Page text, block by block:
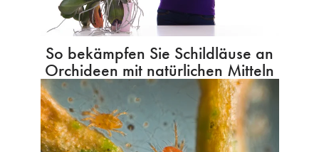
So bekämpfen Sie Schildläuse an
Orchideen mit natürlichen Mitteln